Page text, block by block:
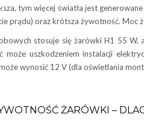
tym więcej światła jest
prądu) oraz krótsza żywotność.
stosuje się żarówki H1 55 W,
uszkodzeniem instalacji
wynosić 12 V (dla oświetlania
ŻARÓWKI –